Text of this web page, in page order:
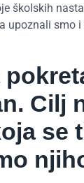
školskih
upoznali smo
Cilj
se